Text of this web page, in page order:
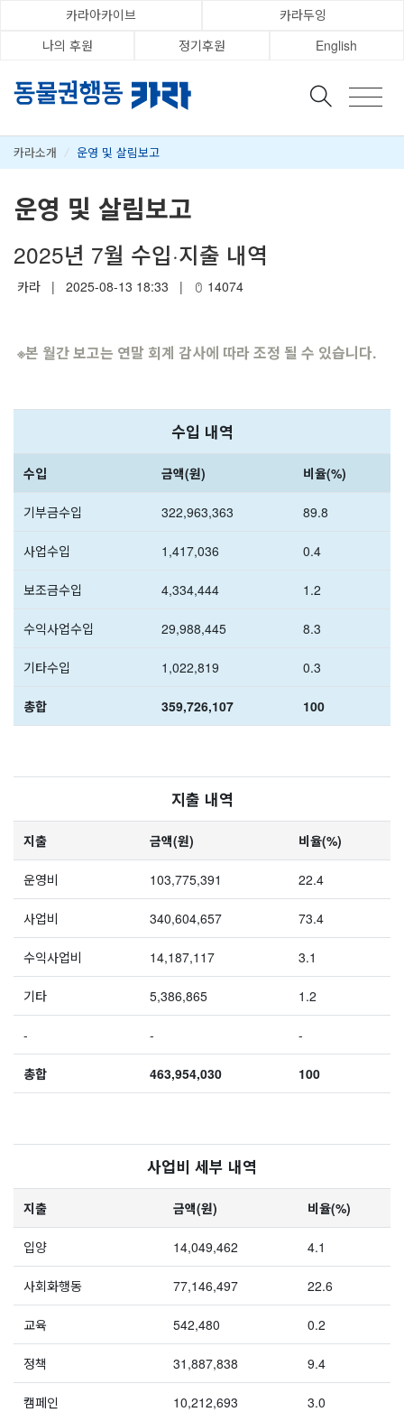
카라아카이브
카라두잉
나의 후원
정기후원 English
카라소개 / 운영 및 살림보고
운영 및 살림보고
2025년 7월 수입·지출 내역
카라 | 2025-08-13 18:33 | 14074
※본 월간 보고는 연말 회계 감사에 따라 조정 될 수 있습니다.
수입 내역
수입 금액(원) 비율(%)
기부금수입 322,963,363 89.8
사업수입 1,417,036 0.4
보조금수입 4,334,444 1.2
수익사업수입 29,988,445 8.3
기타수입 1,022,819 0.3
총합 359,726,107 100
지출 내역
지출 금액(원) 비율(%)
운영비 103,775,391 22.4
사업비 340,604,657 73.4
수익사업비 14,187,117 3.1
기타 5,386,865 1.2
- - -
총합 463,954,030 100
사업비 세부 내역
지출 금액(원) 비율(%)
입양 14,049,462 4.1
사회화행동 77,146,497 22.6
교육 542,480 0.2
정책 31,887,838 9.4
캠페인 10,212,693 3.0